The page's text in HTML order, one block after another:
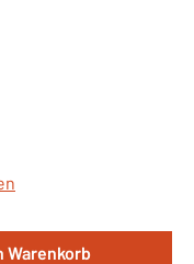
Warenkorb